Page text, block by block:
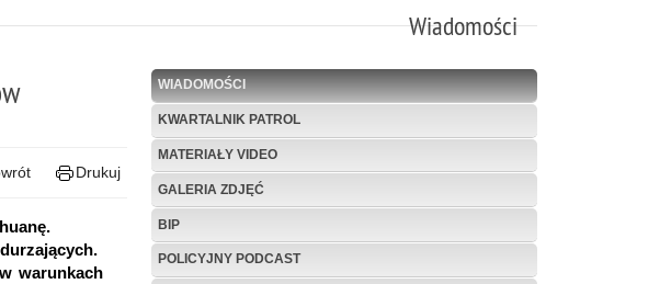
Wiadomości
WIADOMOŚCI
KWARTALNIK PATROL
MATERIAŁY VIDEO
GALERIA ZDJĘĆ
BIP
POLICYJNY PODCAST
Drukuj
warunkach